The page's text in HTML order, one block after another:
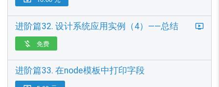
进阶篇32. 设计系统应用实例（4）——总结
 免费
进阶篇33. 在node模板中打印字段